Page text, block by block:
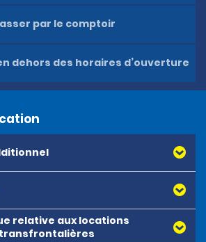
par le comptoir
dehors des horaires d’ouverture
relative aux locations
transfrontalières